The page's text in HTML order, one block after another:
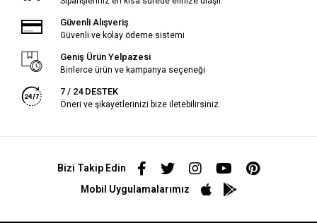
Güvenli Alışveriş
Güvenli ve kolay ödeme sistemi
Geniş Ürün Yelpazesi
Binlerce ürün ve kampanya seçeneği
7 / 24 DESTEK
Öneri ve şikayetlerinizi bize iletebilirsiniz.
Bizi Takip Edin
Mobil Uygulamalarımız